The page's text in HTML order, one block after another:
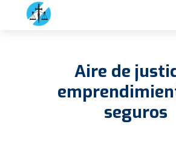
Aire de
seguros